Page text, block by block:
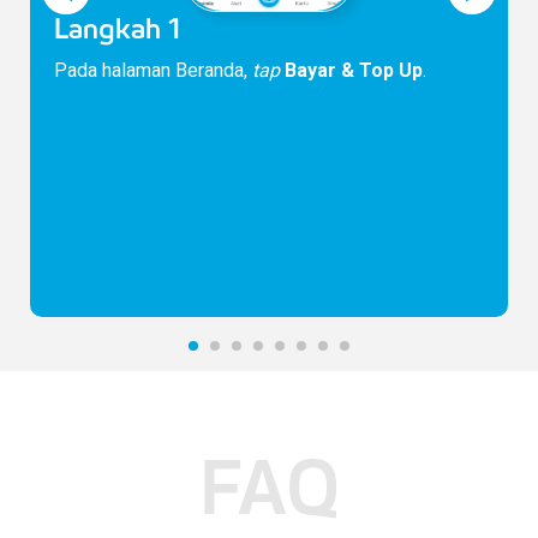
Langkah 1
Pada halaman Beranda, tap Bayar & Top Up.
FAQ